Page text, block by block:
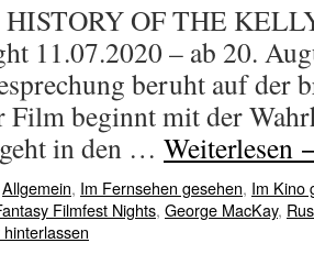
OF THE
11.07.2020 – ab 20.
beruht auf der
Film beginnt mit der
in den … Weiterlesen
Allgemein, Im Fernsehen gesehen, Im Kino
Filmfest Nights, George MacKay,